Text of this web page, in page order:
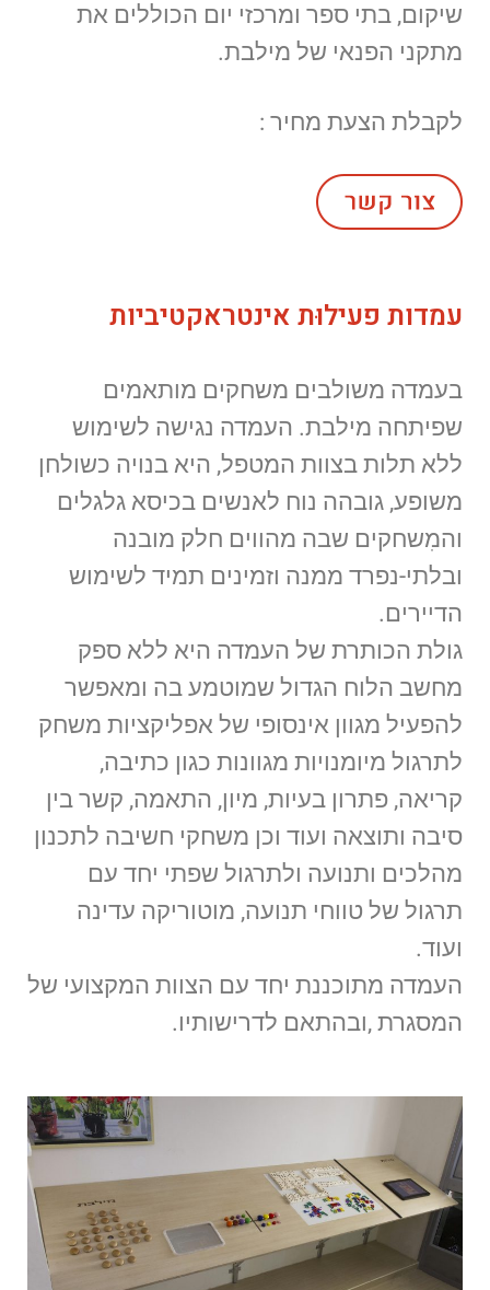
שיקום, בתי ספר ומרכזי יום הכוללים את
מתקני הפנאי של מילבת.
לקבלת הצעת מחיר :
עמדות פעילוּת אינטראקטיביות
בעמדה משולבים משחקים מותאמים
שפיתחה מילבת. העמדה נגישה לשימוש
ללא תלות בצוות המטפל, היא בנויה כשולחן
משופע, גובהה נוח לאנשים בכיסא גלגלים
והמִשחקים שבה מהווים חלק מובנה
ובלתי-נפרד ממנה וזמינים תמיד לשימוש
הדיירים.
גולת הכותרת של העמדה היא ללא ספק
מחשב הלוח הגדול שמוטמע בה ומאפשר
להפעיל מגוון אינסופי של אפליקציות משחק
לתרגול מיומנויות מגוונות כגון כתיבה,
קריאה, פתרון בעיות, מיון, התאמה, קשר בין
סיבה ותוצאה ועוד וכן משחקי חשיבה לתכנון
מהלכים ותנועה ולתרגול שפתי יחד עם
תרגול של טווחי תנועה, מוטוריקה עדינה
ועוד.
העמדה מתוכננת יחד עם הצוות המקצועי של
המסגרת ,ובהתאם לדרישותיו.